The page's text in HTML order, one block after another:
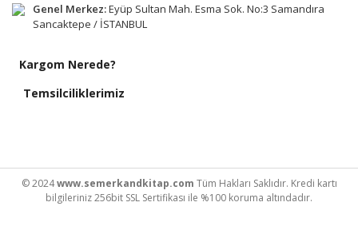
Genel Merkez:Eyüp Sultan Mah. Esma Sok. No:3 Samandıra
Sancaktepe / İSTANBUL
Kargom Nerede?
Temsilciliklerimiz
© 2024www.semerkandkitap.com Tüm Hakları Saklıdır. Kredi kartı
bilgileriniz 256bit SSL Sertifikası ile %100 koruma altındadır.